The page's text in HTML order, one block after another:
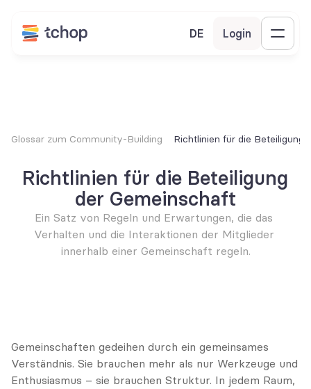
DE Login
Glossar zum Community-Building Richtlinien für die Beteiligung
Richtlinien für die Beteiligung
der Gemeinschaft
Ein Satz von Regeln und Erwartungen, die das
Verhalten und die Interaktionen der Mitglieder
innerhalb einer Gemeinschaft regeln.
Gemeinschaften gedeihen durch ein gemeinsames
Verständnis. Sie brauchen mehr als nur Werkzeuge und
Enthusiasmus – sie brauchen Struktur. In jedem Raum,